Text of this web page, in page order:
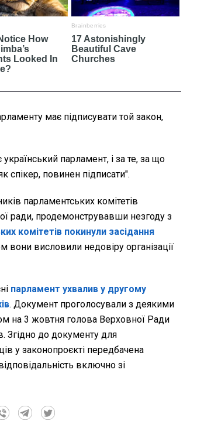
має підписувати той закон,
парламент, і за те, за що
спікер, повинен підписати".
парламентських комітетів
ради, продемонструвавши незгоду з
комітетів покинули засідання
вони висловили недовіру організації
парламент ухвалив у другому
. Документ проголосували з деякими
на 3 жовтня голова Верховної Ради
Згідно до документу для
у законопроєкті передбачена
включно зі